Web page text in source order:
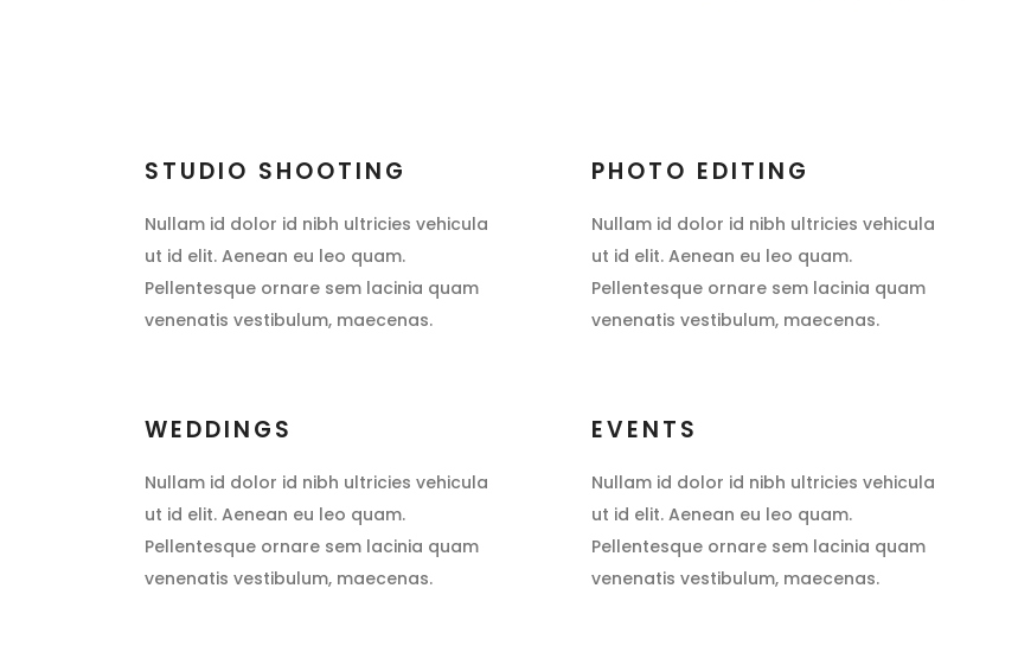
STUDIO SHOOTING
Nullam id dolor id nibh ultricies vehicula
ut id elit. Aenean eu leo quam.
Pellentesque ornare sem lacinia quam
venenatis vestibulum, maecenas.
PHOTO EDITING
Nullam id dolor id nibh ultricies vehicula
ut id elit. Aenean eu leo quam.
Pellentesque ornare sem lacinia quam
venenatis vestibulum, maecenas.
WEDDINGS
Nullam id dolor id nibh ultricies vehicula
ut id elit. Aenean eu leo quam.
Pellentesque ornare sem lacinia quam
venenatis vestibulum, maecenas.
EVENTS
Nullam id dolor id nibh ultricies vehicula
ut id elit. Aenean eu leo quam.
Pellentesque ornare sem lacinia quam
venenatis vestibulum, maecenas.